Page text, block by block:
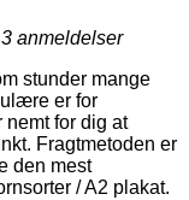
3 anmeldelser
stunder mange
er for
for dig at
Fragtmetoden er
den mest
/ A2 plakat.